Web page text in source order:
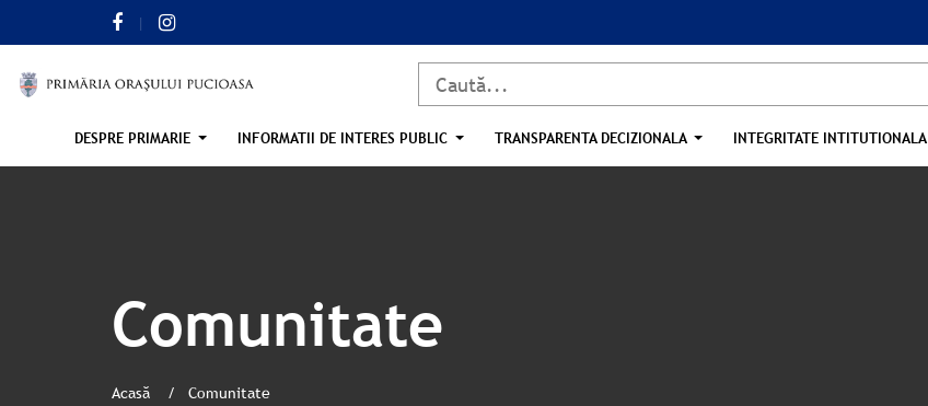
DESPRE PRIMARIE INFORMATII DE INTERES PUBLIC TRANSPARENTA DECIZIONALA INTEGRITATE INTITUTIONALA
Comunitate
Acasă Comunitate